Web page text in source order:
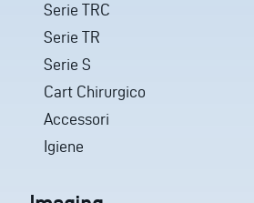
Serie TRC
Serie TR
Serie S
Cart Chirurgico
Accessori
Igiene